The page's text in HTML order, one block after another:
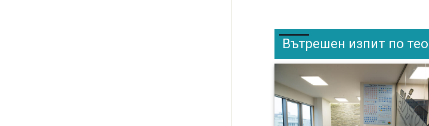
Вътрешен изпит по